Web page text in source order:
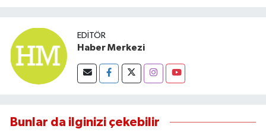
EDITÖR
Haber Merkezi
Bunlar da ilginizi çekebilir